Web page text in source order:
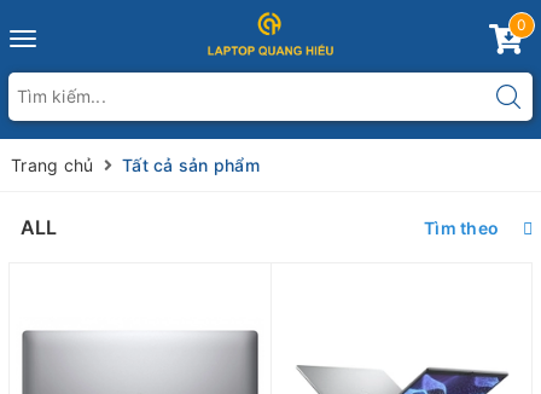
Toggle
0
Trang chủ Tất cả sản phẩm
ALL Tìm theo